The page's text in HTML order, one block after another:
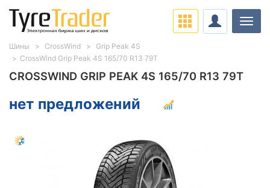
CROSSWIND GRIP PEAK 4S 165/70 R13 79T
нет предложений
Шины CrossWind
Grip Peak 4S
CrossWind Grip Peak 4S 165/70 R13 79T